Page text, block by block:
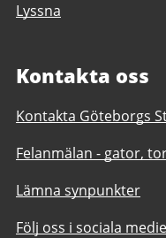
Lyssna
Kontakta oss
Kontakta Göteborgs
Felanmälan - gator,
Lämna synpunkter
Följ oss i sociala